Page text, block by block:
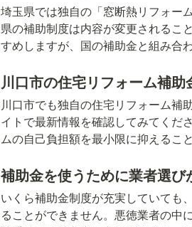
埼玉県では独自の「窓断熱リフォー
県の補助制度は内容が変更されるこ
すめしますが、国の補助金と組み合
川口市の住宅リフォーム補助
川口市でも独自の住宅リフォーム補
イトで最新情報を確認してみてくだ
ムの自己負担額を最小限に抑えるこ
補助金を使うために業者選び
いくら補助金制度が充実していても
ることができません。悪徳業者の中